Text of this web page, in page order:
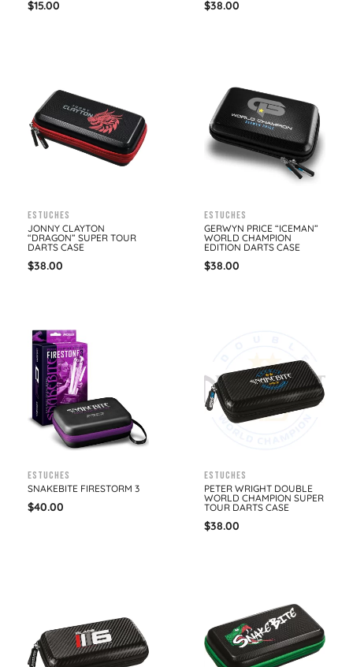
$15.00 $38.00
Estuches
JONNY CLAYTON
“DRAGON” SUPER TOUR
DARTS CASE
$38.00
Estuches
GERWYN PRICE “ICEMAN”
WORLD CHAMPION
EDITION DARTS CASE
$38.00
Estuches
SNAKEBITE FIRESTORM 3
$40.00
Estuches
PETER WRIGHT DOUBLE
WORLD CHAMPION SUPER
TOUR DARTS CASE
$38.00